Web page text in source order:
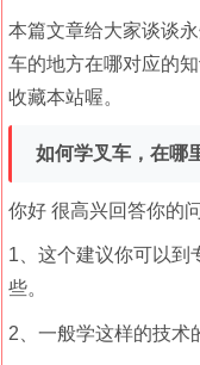
本篇文章给大家谈谈
车的地方在哪对应的
收藏本站喔。
如何学叉车，在哪
你好 很高兴回答你的
1、这个建议你可以到
些。
2、一般学这样的技术